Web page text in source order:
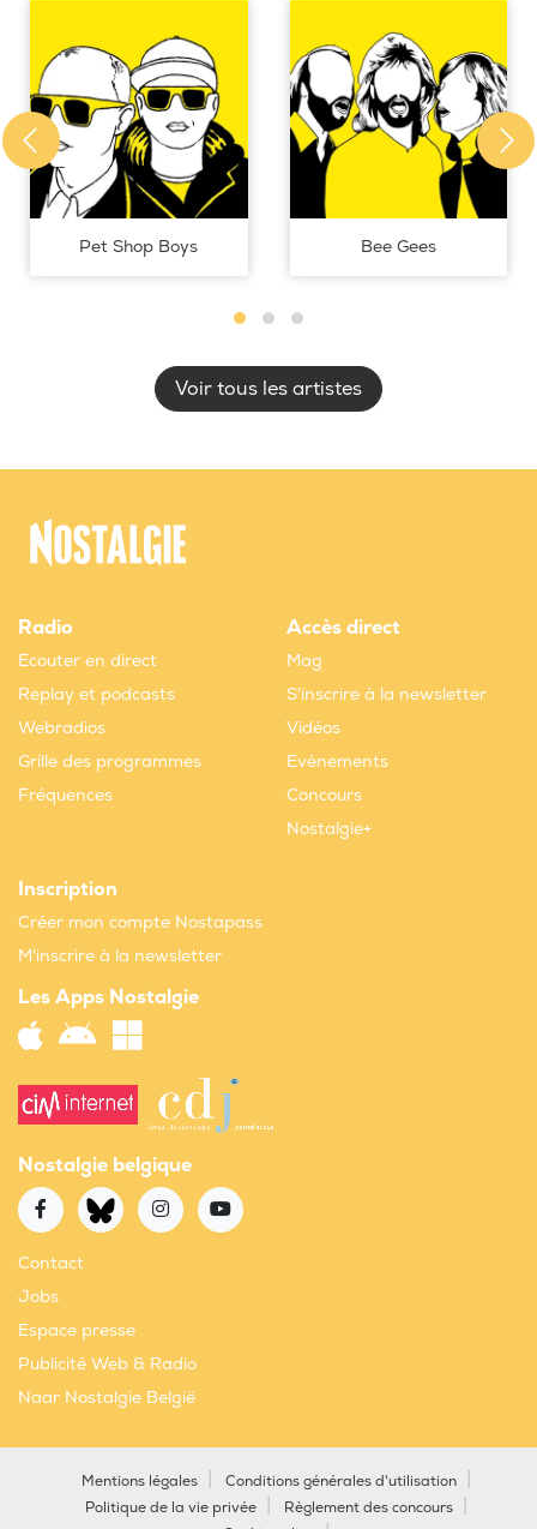
Pet Shop Boys Bee Gees
Voir tous les artistes
Radio
Ecouter en direct
Replay et podcasts
Webradios
Grille des programmes
Fréquences
Accès direct
Mag
S'inscrire à la newsletter
Vidéos
Evènements
Concours
Nostalgie+
Inscription
Créer mon compte Nostapass
M'inscrire à la newsletter
Les Apps Nostalgie
Nostalgie belgique
Contact
Jobs
Espace presse
Publicité Web & Radio
Naar Nostalgie België
Mentions légales
Conditions générales d'utilisation
Politique de la vie privée
Règlement des concours